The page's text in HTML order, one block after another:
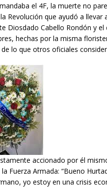
el 4F, la muerte no
Revolución que ayudó a
Diosdado Cabello Rondón y
hechas por la misma
lo que otros oficiales
accionado por él
Fuerza Armada: “Bueno
yo estoy en una crisis